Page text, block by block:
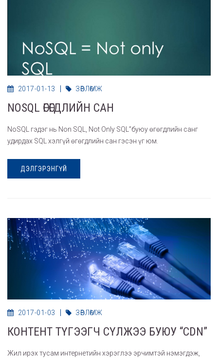
2017-01-13 ЗӨВЛӨМЖ
NOSQL ӨГӨГДЛИЙН САН
NoSQL гэдэг нь Non SQL, Not Only SQL”буюу өгөгдлийн санг
удирдах SQL хэлгүй өгөгдлийн сан гэсэн үг юм.
ДЭЛГЭРЭНГҮЙ
2017-01-03 ЗӨВЛӨМЖ
КОНТЕНТ ТҮГЭЭГЧ СҮЛЖЭЭ БУЮУ “CDN”
Жил ирэх тусам интернетийн хэрэглээ эрчимтэй нэмэгдэж,